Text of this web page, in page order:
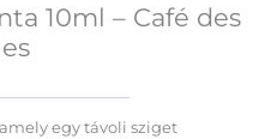
10ml – Café des
egy távoli sziget